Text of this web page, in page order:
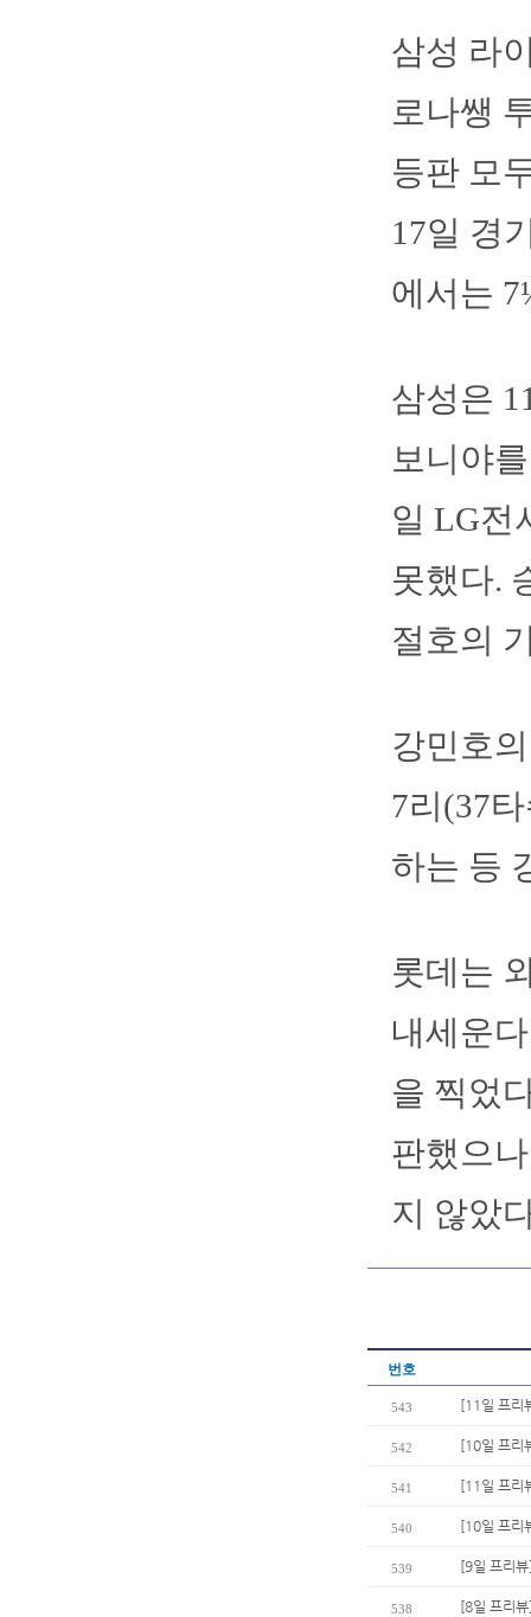
삼성 라
로나쌩
등판 모
17일 경
에서는
삼성은
보니야
일 LG전
못했다.
절호의
강민호
7리(37
하는 등
롯데는
내세운
을 찍었
판했으
지 않았
번호
543 [11일 프리
542 [10일 프리
541 [11일 프리
540 [10일 프리
539 [9일 프리
538 [8일 프리